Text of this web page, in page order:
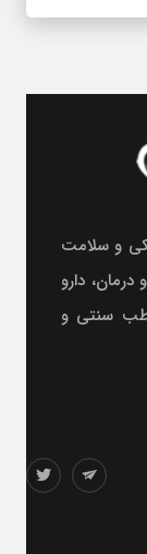
و سلامت
درمان، دارو
طب سنتی و